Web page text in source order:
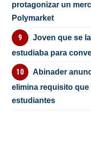
protagonizar un
Polymarket
Joven que se
estudiaba para
Abinader
elimina requisito
estudiantes